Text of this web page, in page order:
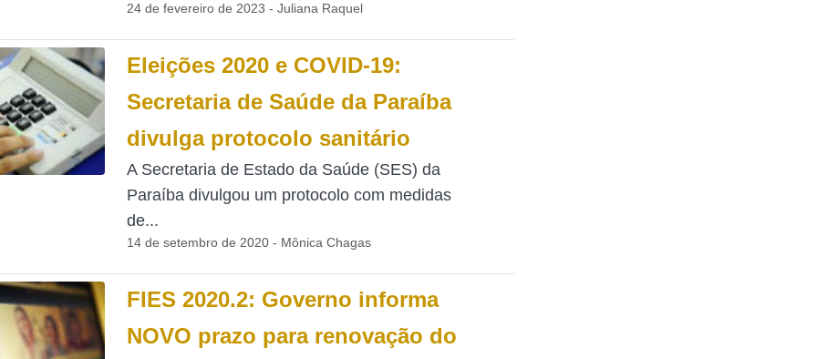
24 de fevereiro de 2023 - Juliana Raquel
Eleições 2020 e COVID-19:
Secretaria de Saúde da Paraíba
divulga protocolo sanitário
A Secretaria de Estado da Saúde (SES) da
Paraíba divulgou um protocolo com medidas
de...
14 de setembro de 2020 - Mônica Chagas
FIES 2020.2: Governo informa
NOVO prazo para renovação do